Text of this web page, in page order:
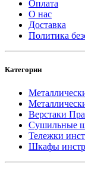
Оплата
О нас
Доставка
Политика
Категории
Верстаки
Сушильные
Тележки
Шкафы